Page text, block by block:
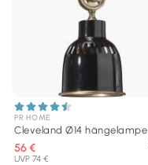
PR HOME
Cleveland Ø14 hängelampe
56 €
UVP 74 €